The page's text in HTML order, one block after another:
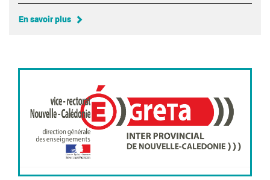
En savoir plus